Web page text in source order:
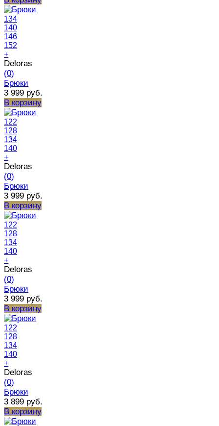
134
140
146
152
+
Deloras
(0)
Брюки
3 999 руб.
В корзину
122
128
134
140
+
Deloras
(0)
Брюки
3 999 руб.
В корзину
122
128
134
140
+
Deloras
(0)
Брюки
3 999 руб.
В корзину
122
128
134
140
+
Deloras
(0)
Брюки
3 899 руб.
В корзину